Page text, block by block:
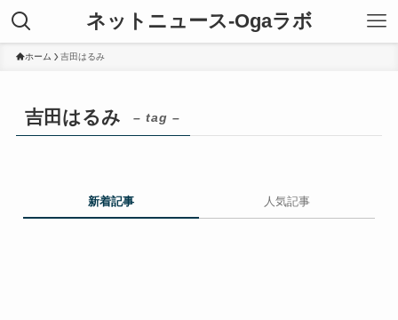
ネットニュース-Ogaラボ
ホーム 吉田はるみ
吉田はるみ – tag –
新着記事 人気記事